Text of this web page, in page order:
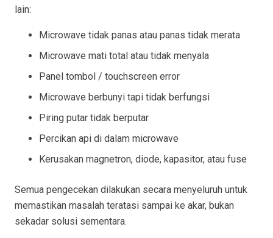
lain:
Microwave tidak panas atau panas tidak merata
Microwave mati total atau tidak menyala
Panel tombol / touchscreen error
Microwave berbunyi tapi tidak berfungsi
Piring putar tidak berputar
Percikan api di dalam microwave
Kerusakan magnetron, diode, kapasitor, atau fuse
Semua pengecekan dilakukan secara menyeluruh untuk
memastikan masalah teratasi sampai ke akar, bukan
sekadar solusi sementara.